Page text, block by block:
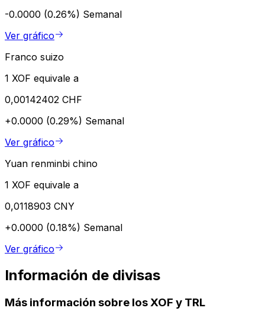
-0.0000 (0.26%) Semanal
Ver gráfico
Franco suizo
1 XOF equivale a
0,00142402 CHF
+0.0000 (0.29%) Semanal
Ver gráfico
Yuan renminbi chino
1 XOF equivale a
0,0118903 CNY
+0.0000 (0.18%) Semanal
Ver gráfico
Información de divisas
Más información sobre los XOF y TRL